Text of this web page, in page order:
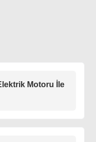
Motoru İle